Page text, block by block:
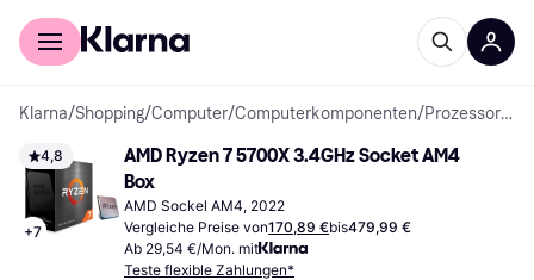
Für Shopper
Klarna/Shopping/Computer/Computerkomponenten/ Prozessoren
4,8
+7
AMD Ryzen 7 5700X 3.4GHz Socket AM4
Box
AMD Sockel AM4, 2022
Vergleiche Preise von170,89 €bis479,99 €
Ab 29,54 €/Mon. mit
Teste flexible Zahlungen*